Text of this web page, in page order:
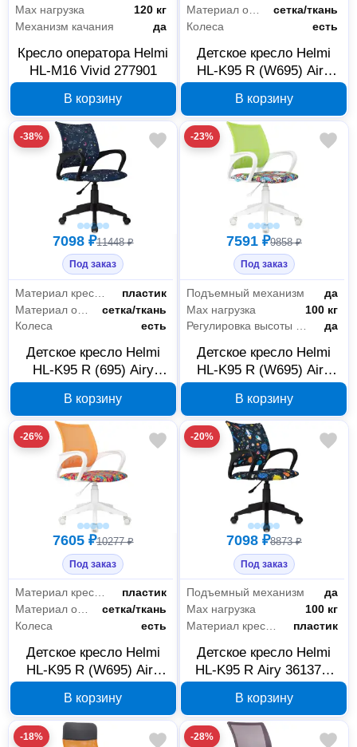
Max нагрузка
120 кг
Механизм качания
да
Кресло оператора Helmi
HL-M16 Vivid 277901
В корзину
Материал обивки
сетка/ткань
Колеса
есть
Детское кресло Helmi
HL-K95 R (W695) Airy
361370
В корзину
-38%
7098 ₽11448 ₽
Под заказ
пластик
сетка/ткань
Колеса
есть
Детское кресло Helmi
HL-K95 R (695) Airy
361369
В корзину
-23%
7591 ₽9858 ₽
Под заказ
Подъемный механизм
да
Max нагрузка
100 кг
Регулировка высоты сиденья
да
Детское кресло Helmi
HL-K95 R (W695) Airy
361367
В корзину
-26%
7605 ₽10277 ₽
Под заказ
Материал крестовины
пластик
Материал обивки
сетка/ткань
Колеса
есть
Детское кресло Helmi
HL-K95 R (W695) Airy
361368
В корзину
-20%
7098 ₽8873 ₽
Под заказ
Подъемный механизм
да
Max нагрузка
100 кг
Материал крестовины
пластик
Детское кресло Helmi
HL-K95 R Airy 361371,
мультиколор
В корзину
-18% -28%